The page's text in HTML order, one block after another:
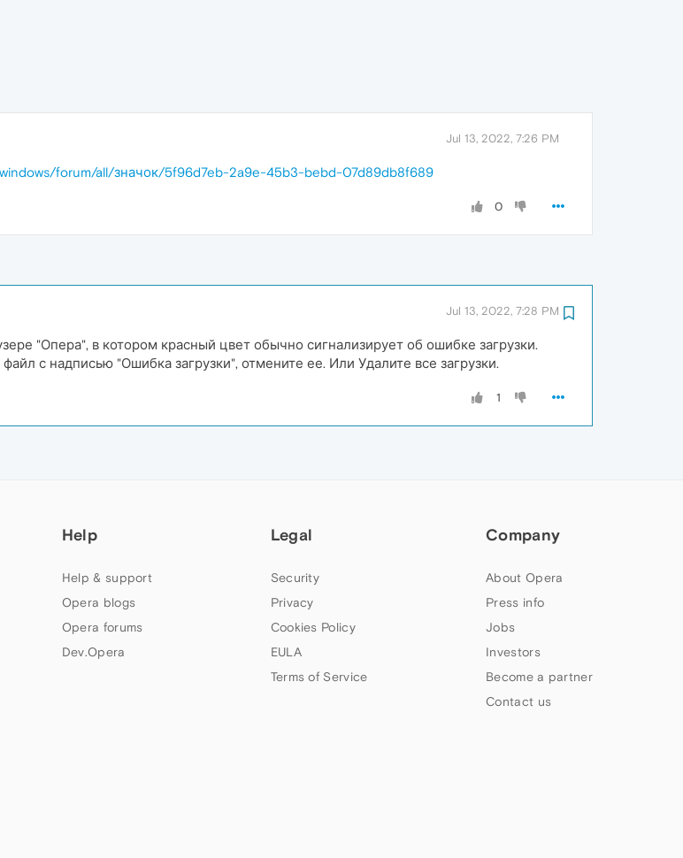
Jul 13, 2022, 7:26 PM
forum/all/значок/5f96d7eb-2a9e-45b3-bebd-07d89db8f689
0
Jul 13, 2022, 7:28 PM
"Опера", в котором красный цвет обычно сигнализирует об ошибке загрузки.
с надписью "Ошибка загрузки", отмените ее. Или Удалите все загрузки.
1
Help
Help & support
Opera blogs
Opera forums
Dev.Opera
Legal
Security
Privacy
Cookies Policy
EULA
Terms of Service
Company
About Opera
Press info
Jobs
Investors
Become a partner
Contact us